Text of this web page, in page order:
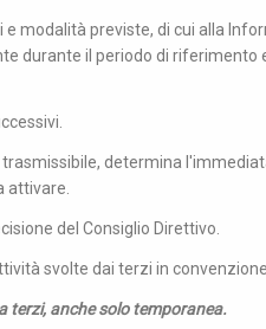
modalità previste, di cui alla
durante il periodo di
determina
attivare.
del Consiglio Direttivo.
svolte dai terzi in
terzi, anche solo temporanea.